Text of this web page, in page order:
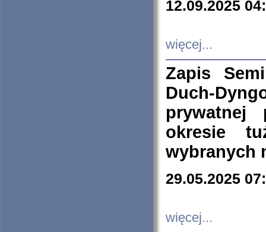
12.09.2025
więcej...
Zapis
Duch-
prywatnej
okresie
wybranych
29.05.2025
więcej...